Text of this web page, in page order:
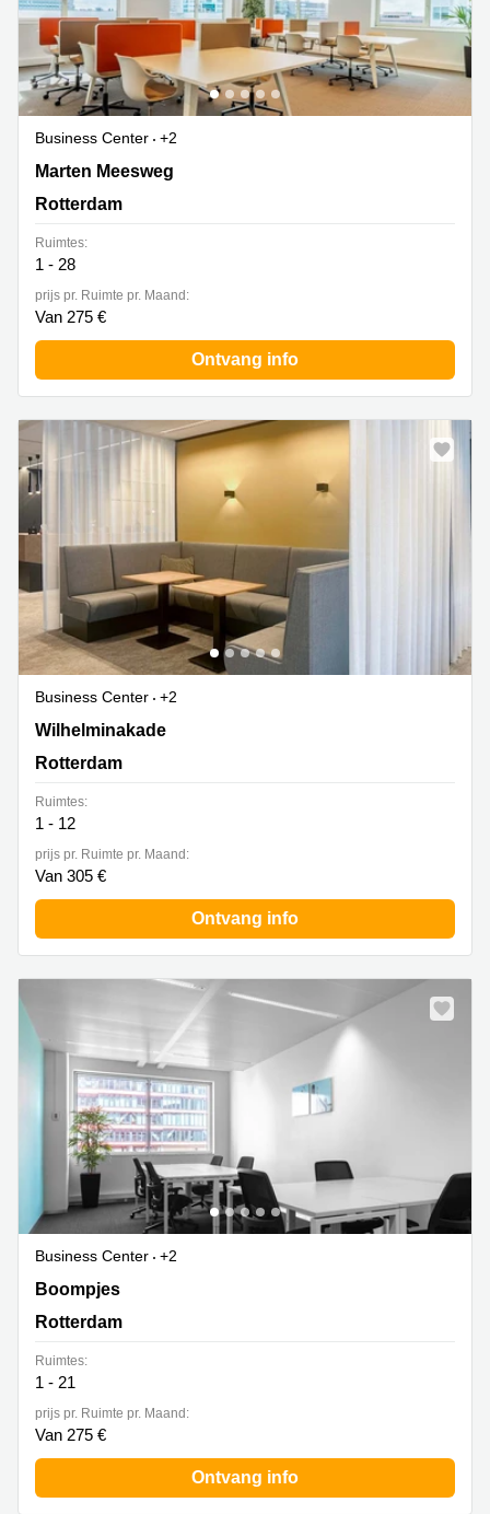
Business Center
+2
Marten Meesweg 25-G, Rotterdam
Marten Meesweg
Rotterdam
Ruimtes:
1 - 28
prijs pr. Ruimte pr. Maand:
Van 275 €
Ontvang info
Business Center
+2
Wilhelminakade 173, Rotterdam
Wilhelminakade
Rotterdam
Ruimtes:
1 - 12
prijs pr. Ruimte pr. Maand:
Van 305 €
Ontvang info
Business Center
+2
Boompjes 40, Rotterdam
Boompjes
Rotterdam
Ruimtes:
1 - 21
prijs pr. Ruimte pr. Maand:
Van 275 €
Ontvang info